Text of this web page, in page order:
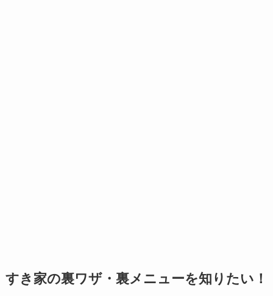
すき家の裏ワザ・裏メニューを知りたい！